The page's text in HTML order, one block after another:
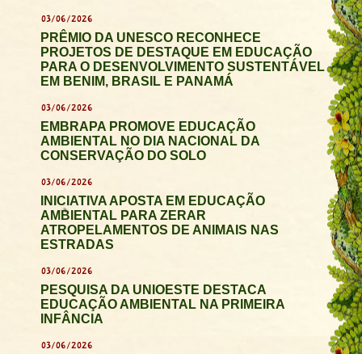
03/06/2026
PRÊMIO DA UNESCO RECONHECE
PROJETOS DE DESTAQUE EM EDUCAÇÃO
PARA O DESENVOLVIMENTO SUSTENTÁVEL
EM BENIM, BRASIL E PANAMÁ
03/06/2026
EMBRAPA PROMOVE EDUCAÇÃO
AMBIENTAL NO DIA NACIONAL DA
CONSERVAÇÃO DO SOLO
03/06/2026
INICIATIVA APOSTA EM EDUCAÇÃO
AMBIENTAL PARA ZERAR
ATROPELAMENTOS DE ANIMAIS NAS
ESTRADAS
03/06/2026
PESQUISA DA UNIOESTE DESTACA
EDUCAÇÃO AMBIENTAL NA PRIMEIRA
INFÂNCIA
03/06/2026